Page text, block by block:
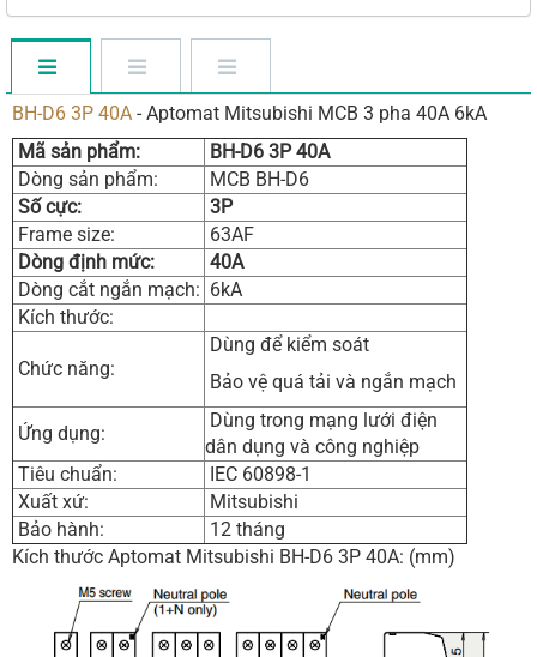
BH-D6 3P 40A - Aptomat Mitsubishi MCB 3 pha 40A 6kA
Mã sản phẩm:
BH-D6 3P 40A
Dòng sản phẩm:
MCB BH-D6
Số cực:
3P
Frame size:
63AF
Dòng định mức:
40A
Dòng cắt ngắn mạch: 6kA
Kích thước:
Chức năng:
Dùng để kiểm soát
Bảo vệ quá tải và ngắn mạch
Ứng dụng:
Dùng trong mạng lưới điện
dân dụng và công nghiệp
Tiêu chuẩn:
IEC 60898-1
Xuất xứ:
Mitsubishi
Bảo hành:
12 tháng
Kích thước Aptomat Mitsubishi BH-D6 3P 40A: (mm)